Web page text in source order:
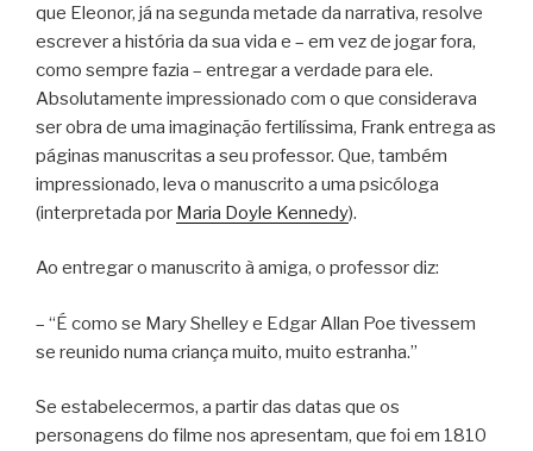
que Eleonor, já na segunda metade da narrativa, resolve
escrever a história da sua vida e – em vez de jogar fora,
como sempre fazia – entregar a verdade para ele.
Absolutamente impressionado com o que considerava
ser obra de uma imaginação fertilíssima, Frank entrega as
páginas manuscritas a seu professor. Que, também
impressionado, leva o manuscrito a uma psicóloga
(interpretada por Maria Doyle Kennedy).
Ao entregar o manuscrito à amiga, o professor diz:
– “É como se Mary Shelley e Edgar Allan Poe tivessem
se reunido numa criança muito, muito estranha.”
Se estabelecermos, a partir das datas que os
personagens do filme nos apresentam, que foi em 1810